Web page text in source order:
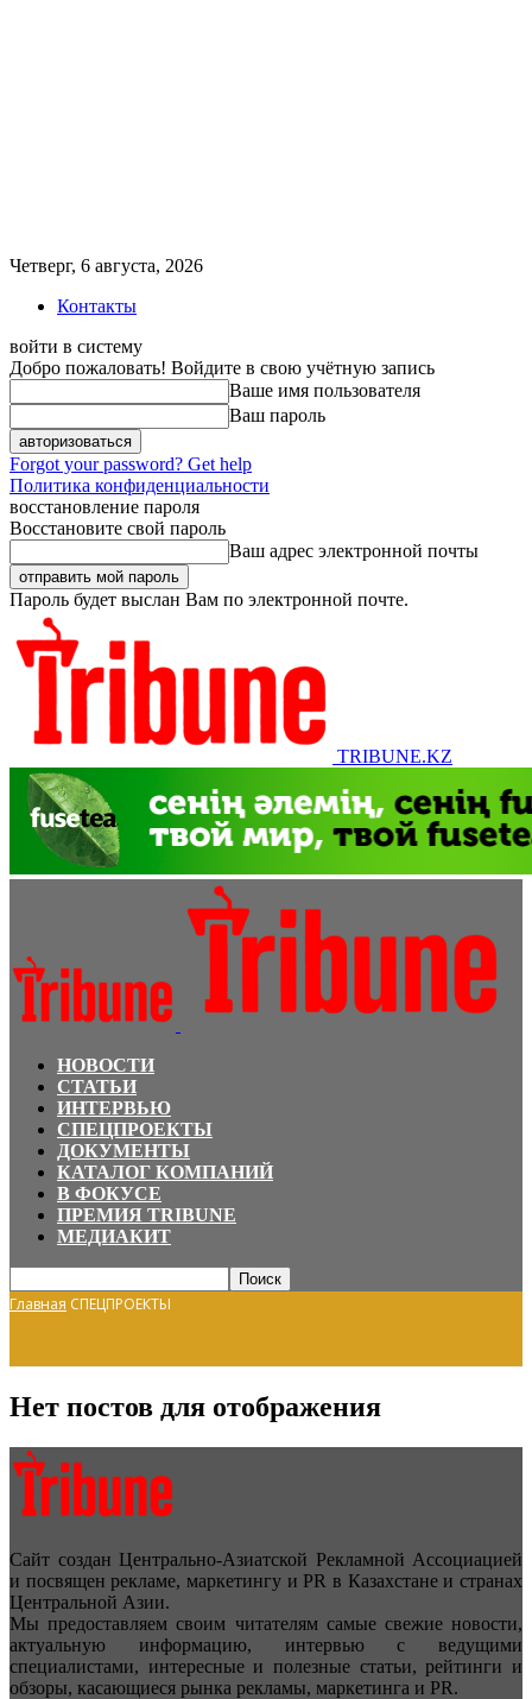
Четверг, 6 августа, 2026
Контакты
войти в систему
Добро пожаловать! Войдите в свою учётную запись
Ваше имя пользователя
Ваш пароль
Forgot your password? Get help
Политика конфиденциальности
восстановление пароля
Восстановите свой пароль
Ваш адрес электронной почты
Пароль будет выслан Вам по электронной почте.
TRIBUNE.KZ
НОВОСТИ
СТАТЬИ
ИНТЕРВЬЮ
СПЕЦПРОЕКТЫ
ДОКУМЕНТЫ
КАТАЛОГ КОМПАНИЙ
В ФОКУСЕ
ПРЕМИЯ TRIBUNE
МЕДИАКИТ
Главная СПЕЦПРОЕКТЫ
Нет постов для отображения
Сайт создан Центрально-Азиатской Рекламной Ассоциацией
и посвящен рекламе, маркетингу и PR в Казахстане и странах
Центральной Азии.
Мы предоставляем своим читателям самые свежие новости,
актуальную информацию, интервью с ведущими
специалистами, интересные и полезные статьи, рейтинги и
обзоры, касающиеся рынка рекламы, маркетинга и PR.